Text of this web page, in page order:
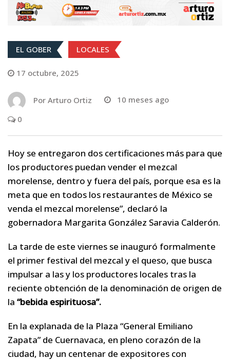
EL GOBER LOCALES
17 octubre, 2025
Por Arturo Ortiz
10 meses ago
0
Hoy se entregaron dos certificaciones más para que
los productores puedan vender el mezcal
morelense, dentro y fuera del país, porque esa es la
meta que en todos los restaurantes de México se
venda el mezcal morelense”, declaró la
gobernadora Margarita González Saravia Calderón.
La tarde de este viernes se inauguró formalmente
el primer festival del mezcal y el queso, que busca
impulsar a las y los productores locales tras la
reciente obtención de la denominación de origen de
la “bebida espirituosa”.
En la explanada de la Plaza “General Emiliano
Zapata” de Cuernavaca, en pleno corazón de la
ciudad, hay un centenar de expositores con